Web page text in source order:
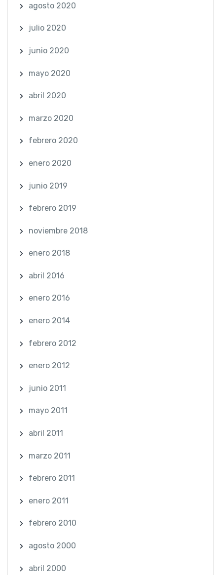
agosto 2020
julio 2020
junio 2020
mayo 2020
abril 2020
marzo 2020
febrero 2020
enero 2020
junio 2019
febrero 2019
noviembre 2018
enero 2018
abril 2016
enero 2016
enero 2014
febrero 2012
enero 2012
junio 2011
mayo 2011
abril 2011
marzo 2011
febrero 2011
enero 2011
febrero 2010
agosto 2000
abril 2000